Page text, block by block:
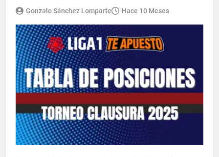
Gonzalo Sánchez Lomparte Hace 10 Meses